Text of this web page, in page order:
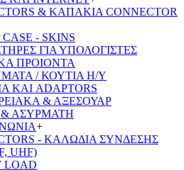
& ΚΑΠΑΚΙΑ CONNECTOR
- SKINS
ΓΙΑ ΥΠΟΛΟΓΙΣΤΕΣ
ΠΡΟΙΟΝΤΑ
/ ΚΟΥΤΙΑ Η/Υ
ΚΑΙ ADAPTORS
& ΑΞΕΣΟΥΑΡ
ΑΣΥΡΜΑΤΗ
+
- ΚΑΛΩΔΙΑ ΣΥΝΔΕΣΗΣ
UHF)
LOAD